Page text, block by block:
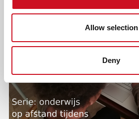
Allow selection
Deny
ERVARINGSVERHALEN